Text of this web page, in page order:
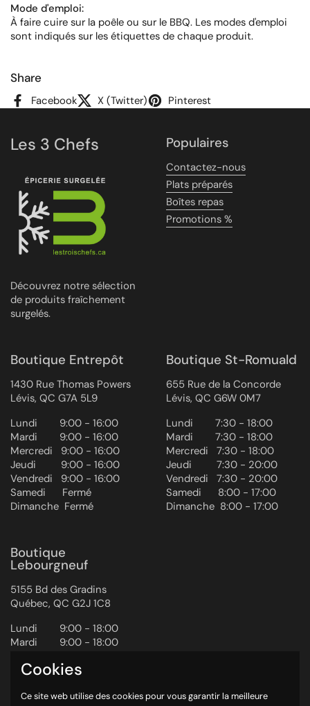
Mode d'emploi:
À faire cuire sur la poêle ou sur le BBQ. Les modes d'emploi
sont indiqués sur les étiquettes de chaque produit.
Share
Facebook X (Twitter) Pinterest
Les 3 Chefs
Découvrez notre sélection
de produits fraîchement
surgelés.
Populaires
Contactez-nous
Plats préparés
Boîtes repas
Promotions %
Boutique Entrepôt
1430 Rue Thomas Powers
Lévis, QC G7A 5L9
Lundi ‎ ‎ ‎ ‎ ‎ ‎ ‎ 9:00 - 16:00
Mardi ‎ ‎ ‎ ‎ ‎ ‎ ‎ 9:00 - 16:00
Mercredi ‎ ‎‎ 9:00 - 16:00
Jeudi ‎ ‎ ‎ ‎ ‎ ‎ ‎ ‎ 9:00 - 16:00
Vendredi ‎ ‎ ‎9:00 - 16:00
Samedi ‎ ‎ ‎ ‎ ‎ Fermé
Dimanche ‎ Fermé
Boutique St-Romuald
655 Rue de la Concorde
Lévis, QC G6W 0M7
Lundi ‎ ‎ ‎ ‎ ‎ ‎ ‎ 7:30 - 18:00
Mardi ‎ ‎ ‎ ‎ ‎ ‎ ‎ 7:30 - 18:00
Mercredi ‎ ‎‎ 7:30 - 18:00
Jeudi ‎ ‎ ‎ ‎ ‎ ‎ ‎ ‎ 7:30 - 20:00
Vendredi ‎ ‎ ‎7:30 - 20:00
Samedi ‎ ‎ ‎ ‎ ‎ 8:00 - 17:00
Dimanche ‎ 8:00 - 17:00
Boutique
Lebourgneuf
5155 Bd des Gradins
Québec, QC G2J 1C8
Lundi ‎ ‎ ‎ ‎ ‎ ‎ ‎ 9:00 - 18:00
Mardi ‎ ‎ ‎ ‎ ‎ ‎ ‎ 9:00 - 18:00
Jeudi ‎ ‎ ‎ ‎ ‎ ‎ ‎ ‎ 9:00 - 20:00
Samedi ‎ ‎ ‎ ‎ ‎ 9:00 - 17:00
Cookies
Ce site web utilise des cookies pour vous garantir la meilleure